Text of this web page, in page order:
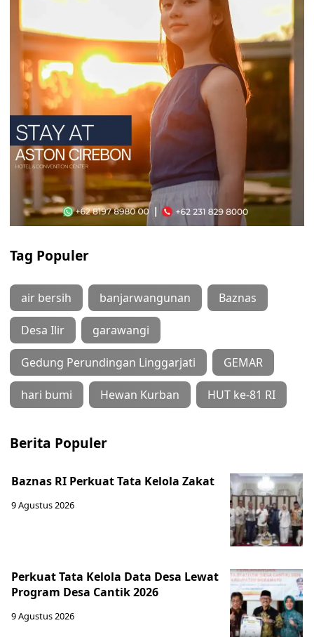
Tag Populer
air bersih banjarwangunan Baznas
Desa Ilir garawangi
Gedung Perundingan Linggarjati GEMAR
hari bumi Hewan Kurban HUT ke-81 RI
Berita Populer
Baznas RI Perkuat Tata Kelola Zakat
9 Agustus 2026
Perkuat Tata Kelola Data Desa Lewat
Program Desa Cantik 2026
9 Agustus 2026